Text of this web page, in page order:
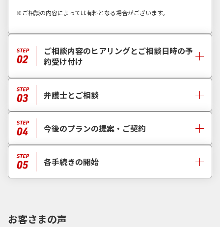
※ご相談の内容によっては有料となる場合がございます。
ご相談内容のヒアリングとご相談日時の予
約受け付け
弁護士とご相談
今後のプランの提案・ご契約
各手続きの開始
お客さまの声